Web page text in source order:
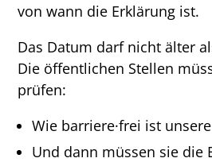
von wann die Erklärung ist.
Das Datum darf nicht älter
Die öffentlichen Stellen
prüfen:
Wie barriere·frei ist
Und dann müssen sie die